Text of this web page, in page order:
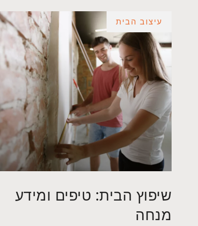
עיצוב הבית
שיפוץ הבית: טיפים ומידע
מנחה